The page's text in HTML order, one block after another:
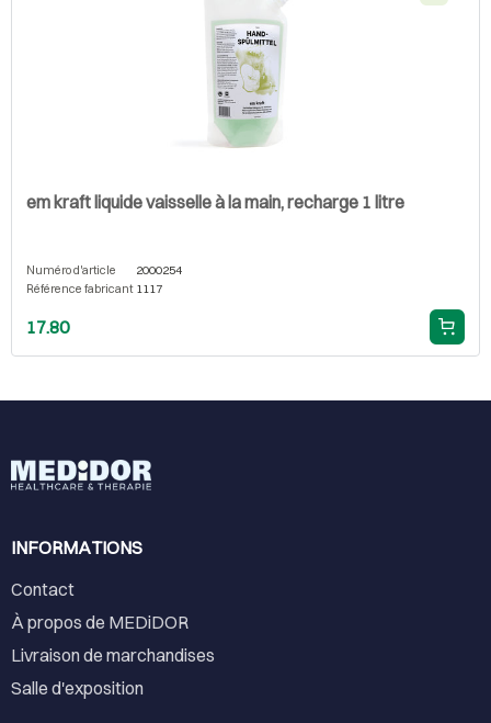
em kraft liquide vaisselle à la main, recharge 1 litre
Numéro d'article
2000254
Référence fabricant 1117
17.80
INFORMATIONS
Contact
À propos de MEDiDOR
Livraison de marchandises
Salle d'exposition